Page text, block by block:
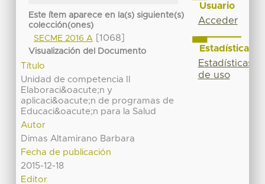
Este ítem aparece en la(s) siguiente(s)
colección(ones)
SECME 2016 A[1068]
Visualización del Documento
Título
Unidad de competencia II
Elaboraci&oacute;n y
aplicaci&oacute;n de programas de
Educaci&oacute;n para la Salud
Autor
Dimas Altamirano Barbara
Fecha de publicación
2015-12-18
Editor
Usuario
Acceder
Estadísticas
Estadísticas
de uso